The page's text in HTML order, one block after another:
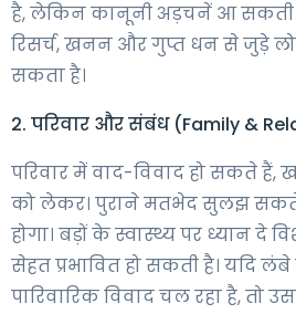
है, लेकिन कानूनी अड़चनें आ सकती
रिसर्च, खनन और गुप्त धन से जुड़े
सकता है।
2. परिवार और संबंध (Family &
परिवार में वाद-विवाद हो सकते
को लेकर। पुराने मतभेद सुलझ सकते
होगा। बड़ों के स्वास्थ्य पर ध्यान दे
सेहत प्रभावित हो सकती है। यदि
पारिवारिक विवाद चल रहा है, तो